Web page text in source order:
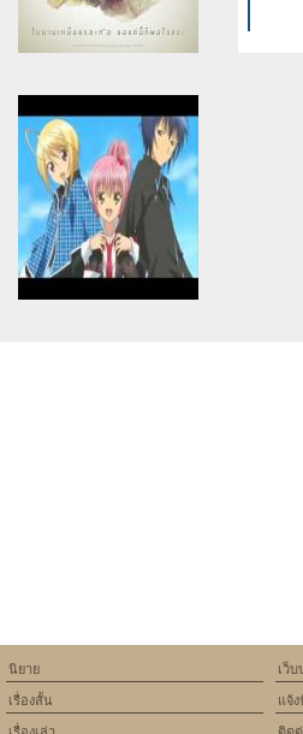
MS Gundam UC.0159 War of
Destiny
Warning: Use of undefined
constant article_topic -
assumed 'article_topic' (this
will throw an Error in a future
version of PHP) in
/home/keedkean/domains/
on line534
เพราะฉันรักเธอ
เว็
แจ้
นิยาย
เรื่องสั้น